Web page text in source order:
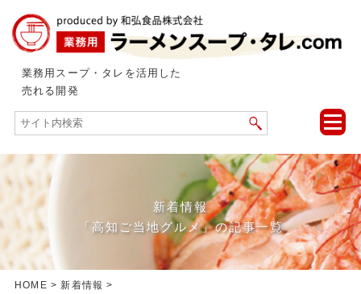
業務用スープ・タレを活用した
売れる開発
toggle
新着情報
「高知ご当地グルメ」の記事一覧
HOME >新着情報 >